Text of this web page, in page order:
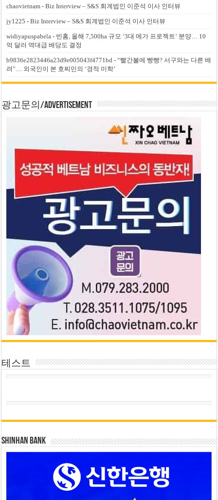
chaovietnam -Biz Interview – S&S 회계법인 이준석 이사 인터뷰
jy1225 -Biz Interview – S&S 회계법인 이준석 이사 인터뷰
widiyapuspabela - 빈홈, 올해 7,500ha 규모 ‘3대 메가 프로젝트’ 분양… 10
억 달러 역대급 배당도 결정
b9836e2823446a23d9e005043f4771bd -“빨간불에 빵빵? 서구와는 다른 배
려”… 외국인이 본 호찌민의 ‘경적 미학’
광고문의/Advertisement
테스트
SHINHAN BANK